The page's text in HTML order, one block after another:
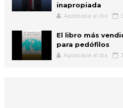
inapropiada
Apostasia al dia
El libro más
para pedófilos
Apostasia al dia